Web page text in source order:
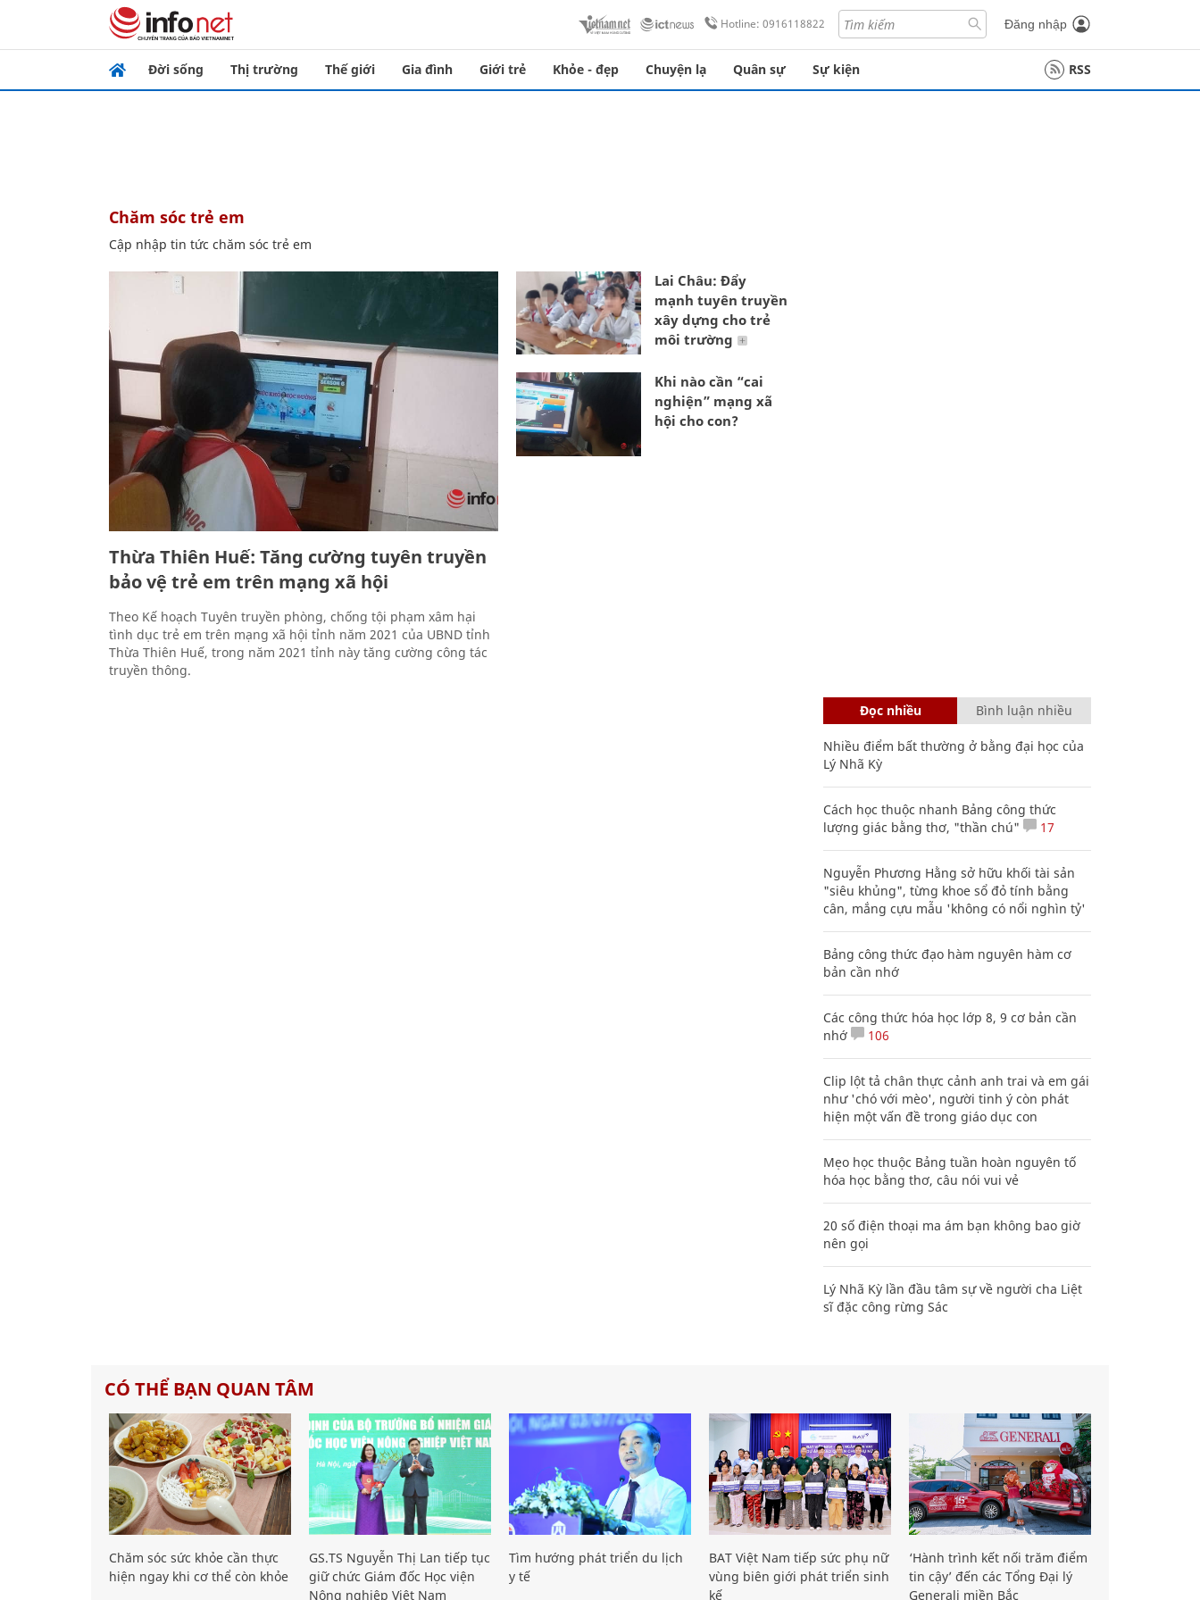
Hotline: 0916118822 Đăng nhập
Đời sống Thị trường Thế giới Gia đình Giới trẻ Khỏe - đẹp Chuyện lạ Quân sự Sự kiện RSS
chăm sóc trẻ em
Cập nhập tin tức chăm sóc trẻ em
Thừa Thiên Huế: Tăng cường tuyên truyền
bảo vệ trẻ em trên mạng xã hội
Theo Kế hoạch Tuyên truyền phòng, chống tội phạm xâm hại
tình dục trẻ em trên mạng xã hội tỉnh năm 2021 của UBND tỉnh
Thừa Thiên Huế, trong năm 2021 tỉnh này tăng cường công tác
truyền thông.
Lai Châu: Đẩy
mạnh tuyên truyền
xây dựng cho trẻ
môi trường
Khi nào cần “cai
nghiện” mạng xã
hội cho con?
Đọc nhiều Bình luận nhiều
Nhiều điểm bất thường ở bằng đại học của
Lý Nhã Kỳ
Cách học thuộc nhanh Bảng công thức
lượng giác bằng thơ, "thần chú"
17
Nguyễn Phương Hằng sở hữu khối tài sản
"siêu khủng", từng khoe sổ đỏ tính bằng
cân, mắng cựu mẫu 'không có nổi nghìn tỷ'
Bảng công thức đạo hàm nguyên hàm cơ
bản cần nhớ
Các công thức hóa học lớp 8, 9 cơ bản cần
nhớ
106
Clip lột tả chân thực cảnh anh trai và em gái
như 'chó với mèo', người tinh ý còn phát
hiện một vấn đề trong giáo dục con
Mẹo học thuộc Bảng tuần hoàn nguyên tố
hóa học bằng thơ, câu nói vui vẻ
20 số điện thoại ma ám bạn không bao giờ
nên gọi
Lý Nhã Kỳ lần đầu tâm sự về người cha Liệt
sĩ đặc công rừng Sác
CÓ THỂ BẠN QUAN TÂM
Chăm sóc sức khỏe cần thực
hiện ngay khi cơ thể còn khỏe
GS.TS Nguyễn Thị Lan tiếp tục
giữ chức Giám đốc Học viện
Nông nghiệp Việt Nam
Tìm hướng phát triển du lịch
y tế
BAT Việt Nam tiếp sức phụ nữ
vùng biên giới phát triển sinh
kế
‘Hành trình kết nối trăm điểm
tin cậy’ đến các Tổng Đại lý
Generali miền Bắc